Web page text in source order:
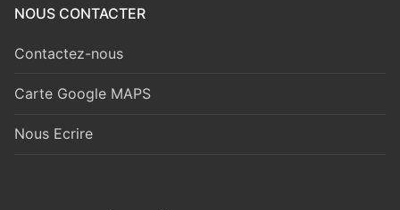
NOUS CONTACTER
Contactez-nous
Carte Google MAPS
Nous Ecrire